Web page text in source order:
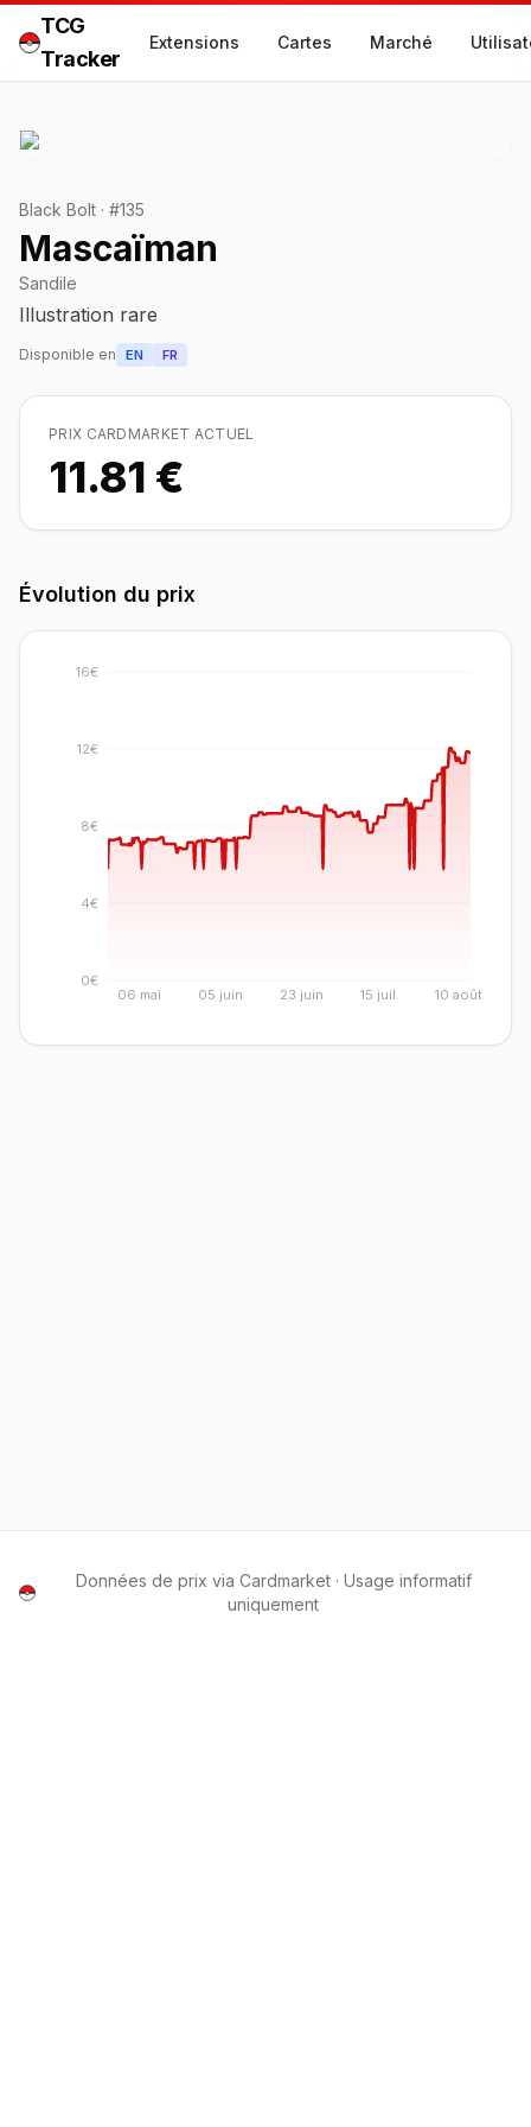
TCG
Tracker
Extensions Cartes Marché
Black Bolt · #135
Mascaïman
Sandile
Illustration rare
Disponible en EN FR
PRIX CARDMARKET ACTUEL
11.81 €
Évolution du prix
06 mai 05 juin 23 juin 15 juil. 10 août
0€
4€
8€
12€
16€
Données de prix via Cardmarket · Usage informatif
uniquement